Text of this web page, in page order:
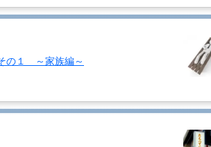
の１ ～家族編～